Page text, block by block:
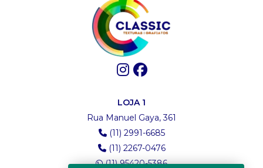
LOJA 1
Rua Manuel Gaya, 361
(11) 2991-6685
(11) 2267-0476
(11) 95420-5386